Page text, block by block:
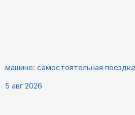
машине: самостоятельная поездка
5 авг 2026